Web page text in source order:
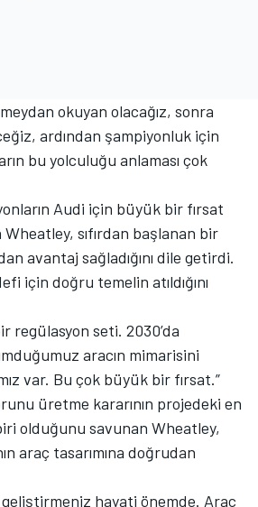
okuyan olacağız, sonra
ardından şampiyonluk için
bu yolculuğu anlaması çok
Audi için büyük bir fırsat
sıfırdan başlanan bir
avantaj sağladığını dile getirdi.
için doğru temelin atıldığını
regülasyon seti. 2030’da
aracın mimarisini
var. Bu çok büyük bir fırsat.”
üretme kararının projedeki en
olduğunu savunan Wheatley,
araç tasarımına doğrudan
hayati önemde. Araç